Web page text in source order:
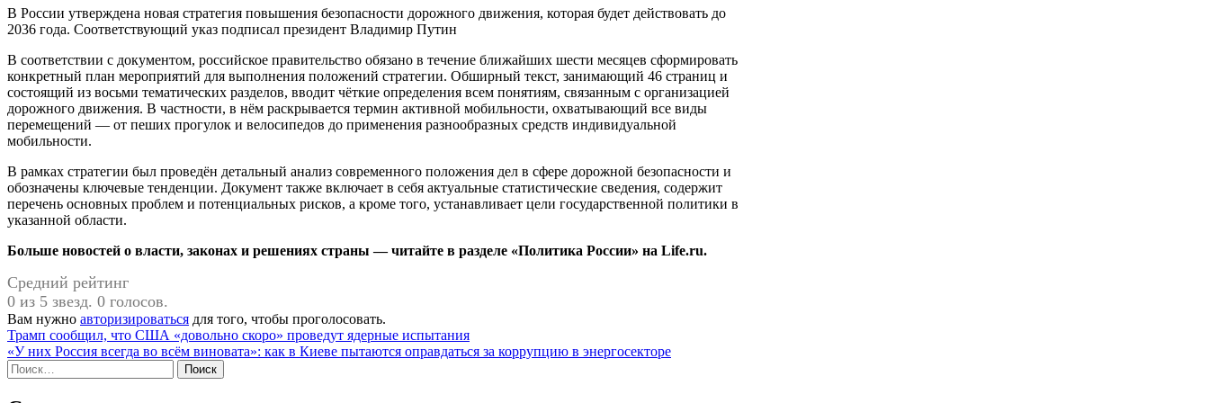
В России утверждена новая стратегия повышения безопасности дорожного движения, которая будет действовать до
2036 года. Соответствующий указ подписал президент Владимир Путин
В соответствии с документом, российское правительство обязано в течение ближайших шести месяцев сформировать
конкретный план мероприятий для выполнения положений стратегии. Обширный текст, занимающий 46 страниц и
состоящий из восьми тематических разделов, вводит чёткие определения всем понятиям, связанным с организацией
дорожного движения. В частности, в нём раскрывается термин активной мобильности, охватывающий все виды
перемещений — от пеших прогулок и велосипедов до применения разнообразных средств индивидуальной
мобильности.
В рамках стратегии был проведён детальный анализ современного положения дел в сфере дорожной безопасности и
обозначены ключевые тенденции. Документ также включает в себя актуальные статистические сведения, содержит
перечень основных проблем и потенциальных рисков, а кроме того, устанавливает цели государственной политики в
указанной области.
Больше новостей о власти, законах и решениях страны — читайте в разделе «Политика России» на Life.ru.
Средний рейтинг
0 из 5 звезд. 0 голосов.
Вам нужно авторизироваться для того, чтобы проголосовать.
Навигация
по
записям
Трамп сообщил, что США «довольно скоро» проведут ядерные испытания
«У них Россия всегда во всём виновата»: как в Киеве пытаются оправдаться за коррупцию в энергосекторе
Найти: